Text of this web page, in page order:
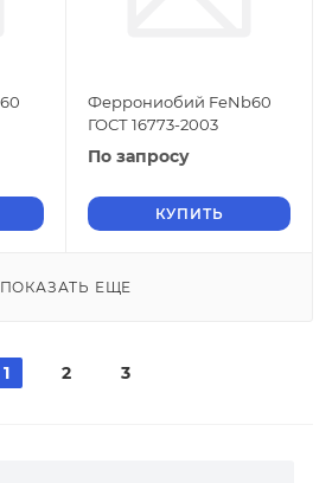
Феррониобий FeNb60
ГОСТ 16773-2003
По запросу
КУПИТЬ
ПОКАЗАТЬ ЕЩЕ
1 2 3